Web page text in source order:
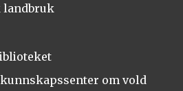
landbruk
om vold